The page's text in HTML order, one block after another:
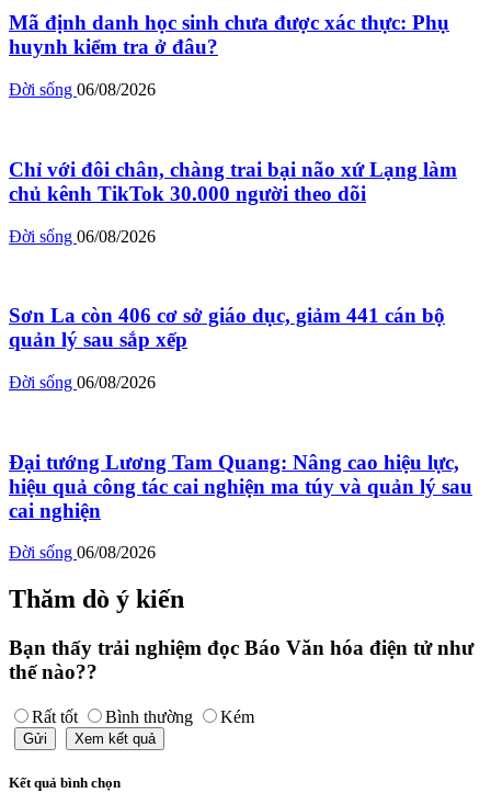
Mã định danh học sinh chưa được xác thực: Phụ
huynh kiểm tra ở đâu?
Đời sống 06/08/2026
Chỉ với đôi chân, chàng trai bại não xứ Lạng làm
chủ kênh TikTok 30.000 người theo dõi
Đời sống 06/08/2026
Sơn La còn 406 cơ sở giáo dục, giảm 441 cán bộ
quản lý sau sắp xếp
Đời sống 06/08/2026
Đại tướng Lương Tam Quang: Nâng cao hiệu lực,
hiệu quả công tác cai nghiện ma túy và quản lý sau
cai nghiện
Đời sống 06/08/2026
Thăm dò ý kiến
Bạn thấy trải nghiệm đọc Báo Văn hóa điện tử như
thế nào??
Rất tốt Bình thường Kém
Gửi Xem kết quả
Kết quả bình chọn